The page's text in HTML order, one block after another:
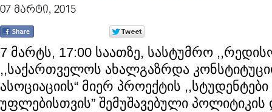
07 მარტი, 2015
7 მარტს, 17:00 საათზე, სასტუმრო
,,საქართველოს ახალგაზრდა
ასოციაციის“ მიერ პროექტის
უფლებისთვის” შემუშავებული პოლიტიკის